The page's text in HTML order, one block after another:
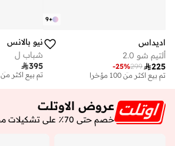
+
9
اديداس
ألتيم شو 2.0
225
299
-25%
توصيل مجاني
تم بيع أكثر من 100 مؤخرا
نيو بالانس
شباب ل
395
توصيل مجاني
تم بيع أكثر من 10 مؤخرا
عروض الاوتلت
خصم حتى 70٪ على تشكيلات مختارة